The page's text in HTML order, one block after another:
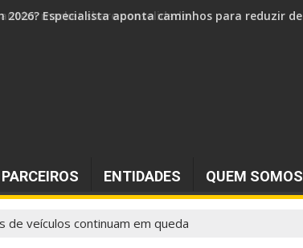
market share consolidado
PARCEIROS ENTIDADES QUEM SOMOS
de veículos continuam em queda